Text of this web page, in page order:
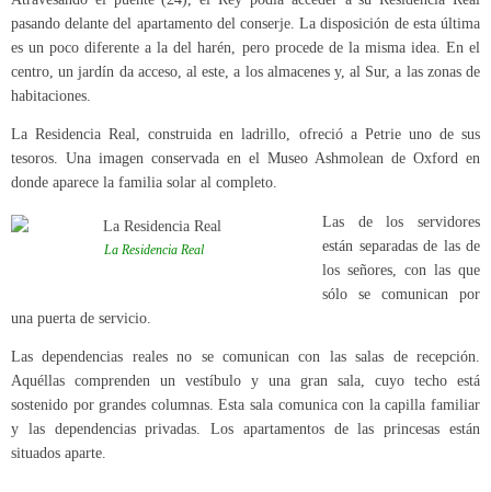
pasando delante del apartamento del conserje. La disposición de esta última
es un poco diferente a la del harén, pero procede de la misma idea. En el
centro, un jardín da acceso, al este, a los almacenes y, al Sur, a las zonas de
habitaciones.
La Residencia Real, construida en ladrillo, ofreció a Petrie uno de sus
tesoros. Una imagen conservada en el Museo Ashmolean de Oxford en
donde aparece la familia solar al completo.
La Residencia Real
Las de los servidores
están separadas de las de
los señores, con las que
sólo se comunican por
una puerta de servicio.
Las dependencias reales no se comunican con las salas de recepción.
Aquéllas comprenden un vestíbulo y una gran sala, cuyo techo está
sostenido por grandes columnas. Esta sala comunica con la capilla familiar
y las dependencias privadas. Los apartamentos de las princesas están
situados aparte.